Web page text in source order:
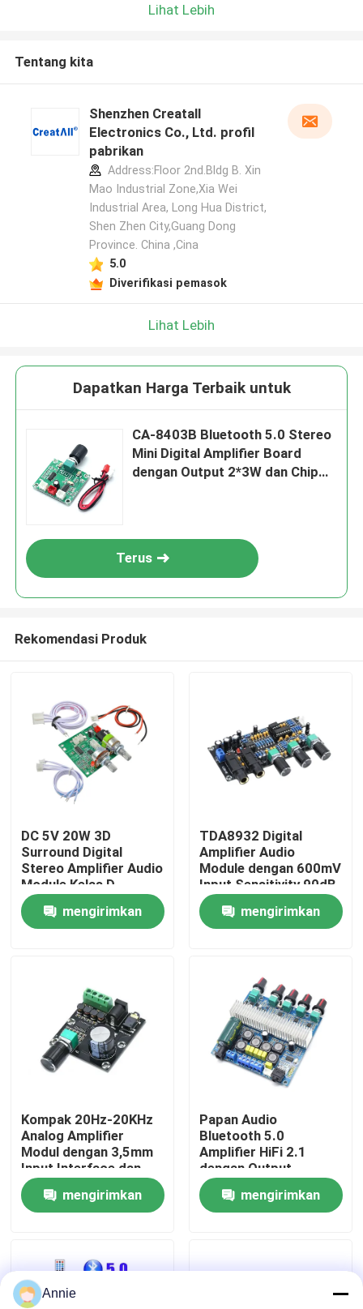
Tinggalkan pesan
Kami akan segera menghubungi Anda
kembali!
Kirim
Beranda
Produk
Tur Pabrik
Kontrol Kualitas
Berita
Kasus
Modul Papan Amplifier
Lihat Lebih
Tentang kita
Shenzhen Creatall
Electronics Co., Ltd. profil
pabrikan
Address:Floor 2nd.Bldg B. Xin
Mao Industrial Zone,Xia Wei
Industrial Area, Long Hua District,
Shen Zhen City,Guang Dong
Province. China ,Cina
5.0
Diverifikasi pemasok
Lihat Lebih
Dapatkan Harga Terbaik untuk
CA-8403B Bluetooth 5.0 Stereo
Mini Digital Amplifier Board
dengan Output 2*3W dan Chip
Terus
Rekomendasi Produk
DC 5V 20W 3D
Surround Digital
Stereo Amplifier Audio
Module Kelas D
Amplifier Board
mengirimkan
TDA8932 Digital
Amplifier Audio
Module dengan 600mV
Input Sensitivity 90dB
SNR dan 3W Output
Power mengirimkan
Kompak 20Hz-20KHz
Analog Amplifier
Modul dengan 3,5mm
Input Interface dan
Silver Finish
mengirimkan
Papan Audio
Bluetooth 5.0
Amplifier HiFi 2.1
dengan Output
2*50W+100W dan
Catu Daya DC12~24V
mengirimkan
Annie